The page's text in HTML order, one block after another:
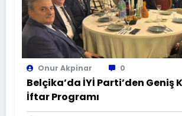
Onur Akpinar 0
Belçika’da İYİ Parti’den Geniş
İftar Programı